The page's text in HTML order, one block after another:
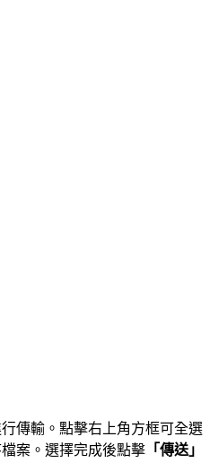
傳輸。點擊右上角方框可全選
案。選擇完成後點擊 「傳送」